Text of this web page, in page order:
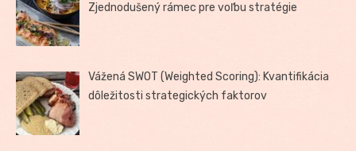
Zjednodušený rámec pre voľbu stratégie
Vážená SWOT (Weighted Scoring): Kvantifikácia
dôležitosti strategických faktorov